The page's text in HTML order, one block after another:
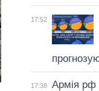
17:52
17:38
Армія рф